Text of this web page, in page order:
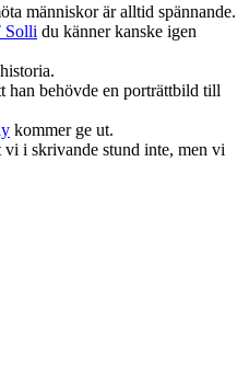
människor är alltid spännande.
Solli du känner kanske igen
han behövde en porträttbild till
kommer ge ut.
i skrivande stund inte, men vi